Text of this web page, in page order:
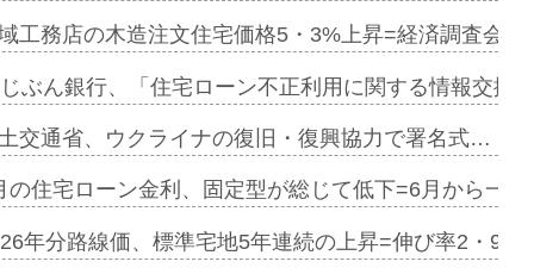
ンカフェ…
業=お互…
コリビング…
る2階建…
第1弾が開…
工務店の木造注文住宅価格5・3%上昇=経済調査会
ぶん銀行、「住宅ローン不正利用に関する情報交換
交通省、ウクライナの復旧・復興協力で署名式…
の住宅ローン金利、固定型が総じて低下=6月から一
年分路線価、標準宅地5年連続の上昇=伸び率2・